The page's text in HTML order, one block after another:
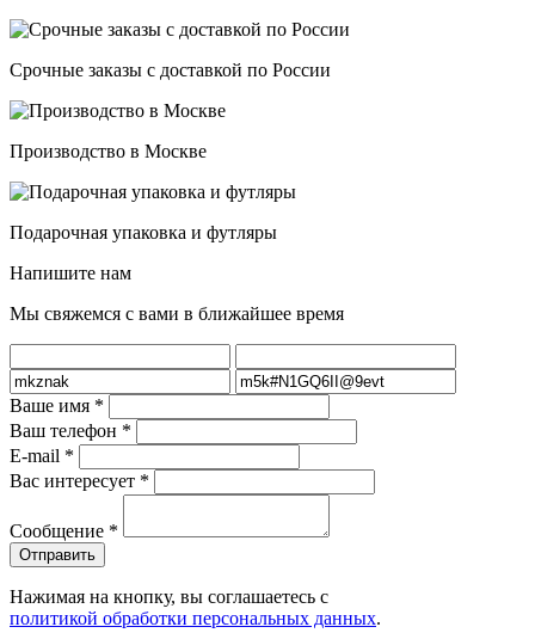
Срочные заказы с доставкой по России
Производство в Москве
Подарочная упаковка и футляры
Напишите нам
Мы свяжемся с вами в ближайшее время
Ваше имя *
Ваш телефон *
E-mail *
Вас интересует *
Сообщение *
Нажимая на кнопку, вы соглашаетесь с
политикой обработки персональных данных.